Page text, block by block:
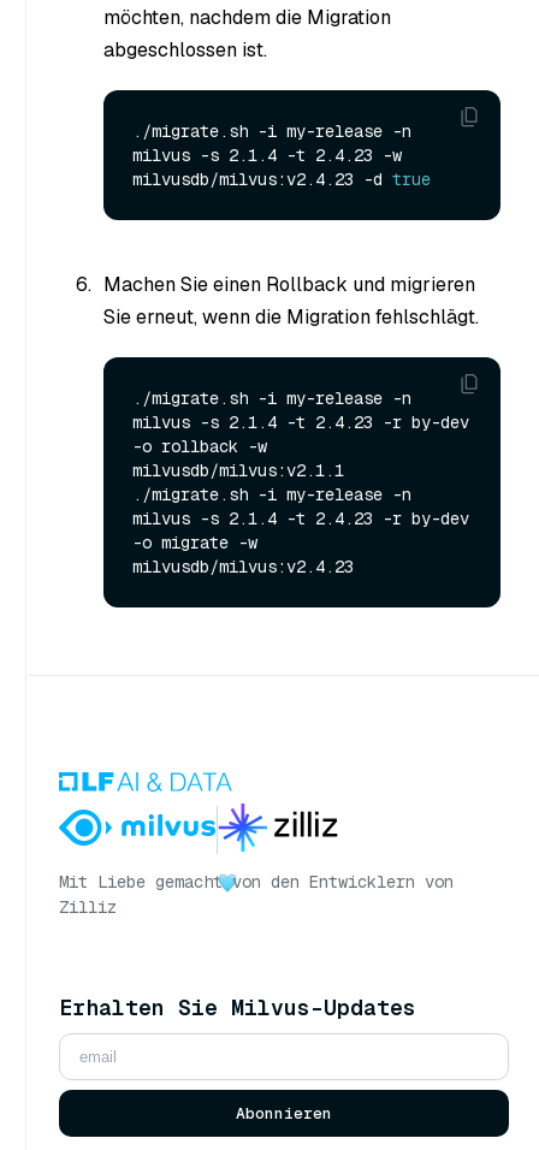
möchten, nachdem die Migration
abgeschlossen ist.
./migrate.sh -i my-release -n
milvus -s 2.1.4 -t 2.4.23 -w
milvusdb/milvus:v2.4.23 -d true
Machen Sie einen Rollback und migrieren
Sie erneut, wenn die Migration fehlschlägt.
./migrate.sh -i my-release -n
milvus -s 2.1.4 -t 2.4.23 -r by-dev
-o rollback -w
milvusdb/milvus:v2.1.1
./migrate.sh -i my-release -n
milvus -s 2.1.4 -t 2.4.23 -r by-dev
-o migrate -w
Mit Liebe gemacht von den Entwicklern von
Zilliz
Erhalten Sie Milvus-Updates
Abonnieren